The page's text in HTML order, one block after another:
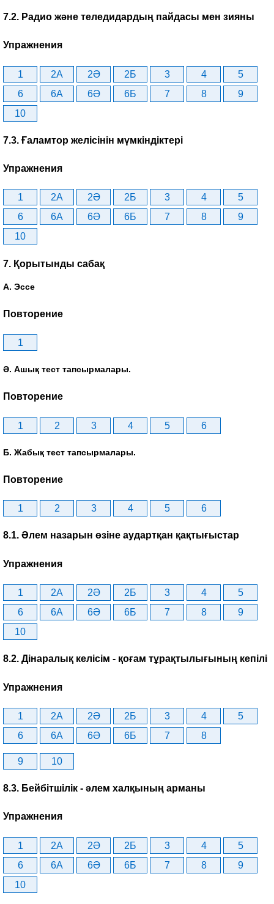
7.2. Радио және теледидардың пайдасы мен зияны
Упражнения
1 2A 2Ә 2Б 3 4
5
6
6A 6Ә 6Б 7 8
9
10
7.3. Ғаламтор желісінін мүмкіндіктері
Упражнения
1 2A 2Ә 2Б 3 4
5
6
6A 6Ә 6Б 7 8
9
10
7. Қорытынды сабақ
А. Эссе
Повторение
1
Ә. Ашық тест тапсырмалары.
Повторение
1 2 3 4 5 6
Б. Жабық тест тапсырмалары.
Повторение
1 2 3 4 5 6
8.1. Әлем назарын өзіне аудартқан қақтығыстар
Упражнения
1 2A 2Ә 2Б 3 4
5
6
6A 6Ә 6Б 7 8
9
10
8.2. Дінаралық келісім - қоғам тұрақтылығының кепілі
Упражнения
1 2A 2Ә 2Б 3 4
5
6
6A 6Ә 6Б 7 8
9 10
8.3. Бейбітшілік - әлем халқының арманы
Упражнения
1 2A 2Ә 2Б 3 4
5
6
6A 6Ә 6Б 7 8
9
10